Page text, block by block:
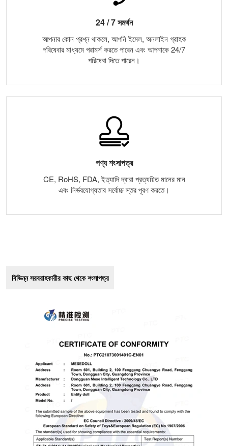
24 / 7 সমর্থন
আপনার কোন প্রশ্ন থাকলে, আপনি ইমেল, অনলাইন গ্রাহক
পরিষেবার মাধ্যমে পরামর্শ করতে পারেন এবং আপনাকে 24/7
পরিষেবা দিতে পারেন।
পণ্য শংসাপত্র
CE, RoHS, FDA, ইত্যাদি দ্বারা প্রত্যয়িত মানের মান
এবং নির্ভরযোগ্যতার সর্বোচ্চ স্তর পূরণ করতে।
বিভিন্ন সরবরাহকারীর কাছ থেকে শংসাপত্র